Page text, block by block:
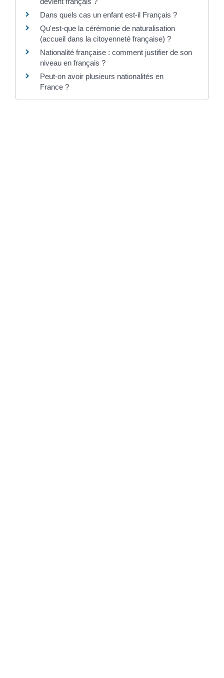
Dans quels cas un enfant est-il Français ?
Qu'est-que la cérémonie de naturalisation
(accueil dans la citoyenneté française) ?
Nationalité française : comment justifier de son
niveau en français ?
Peut-on avoir plusieurs nationalités en
France ?